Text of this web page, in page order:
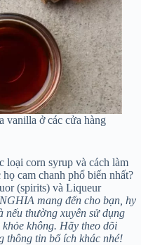
vanilla ở các cửa hàng
loại corn syrup và cách làm
cam chanh phổ biến nhất?
(spirits) và Liqueur
mang đến cho bạn, hy
nếu thường xuyên sử dụng
không. Hãy theo dõi
thông tin bổ ích khác nhé!